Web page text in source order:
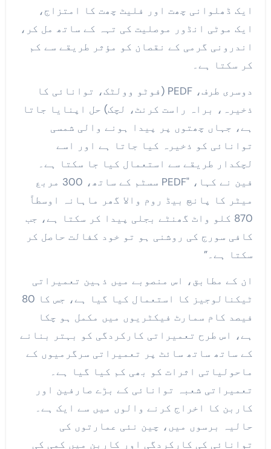
ایک ڈھلوانی چھت اور فلیٹ چھت کا امتزاج،
ایک موٹی انڈور موصلیت کی تہہ کے ساتھ مل کر،
اندرونی گرمی کے نقصان کو مؤثر طریقے سے کم
کر سکتا ہے۔
دوسری طرف، PEDF (فوٹو وولٹک، توانائی کا
ذخیرہ، براہ راست کرنٹ، لچک) حل اپنایا جاتا
ہے، جہاں چھتوں پر پیدا ہونے والی شمسی
توانائی کو ذخیرہ کیا جاتا ہے اور اسے
لچکدار طریقے سے استعمال کیا جا سکتا ہے۔
فین نے کہا، "PEDF سسٹم کے ساتھ، 300 مربع
میٹر کا پانچ بیڈ روم والا گھر ماہانہ اوسطاً
870 کلو واٹ گھنٹے بجلی پیدا کر سکتا ہے، جب
کافی سورج کی روشنی ہو تو خود کفالت حاصل کر
سکتا ہے۔”
ان کے مطابق، اس منصوبے میں ذہین تعمیراتی
ٹیکنالوجیز کا استعمال کیا گیا ہے، جس کا 80
فیصد کام سمارٹ فیکٹریوں میں مکمل ہو چکا
ہے، اس طرح تعمیراتی کارکردگی کو بہتر بنانے
کے ساتھ ساتھ سائٹ پر تعمیراتی سرگرمیوں کے
ماحولیاتی اثرات کو بھی کم کیا گیا ہے۔
تعمیراتی شعبہ توانائی کے بڑے صارفین اور
کاربن کا اخراج کرنے والوں میں سے ایک ہے۔
حالیہ برسوں میں، چین نئی عمارتوں کی
توانائی کی کارکردگی اور کاربن میں کمی کی